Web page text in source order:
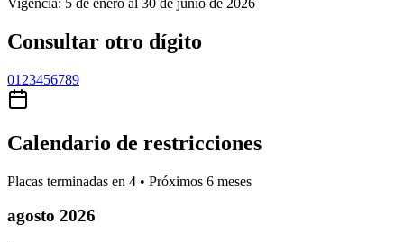
Vigencia: 5 de enero al 30 de junio de 2026
Consultar otro dígito
01 23456789
Calendario de restricciones
Placas terminadas en 4 • Próximos 6 meses
agosto 2026